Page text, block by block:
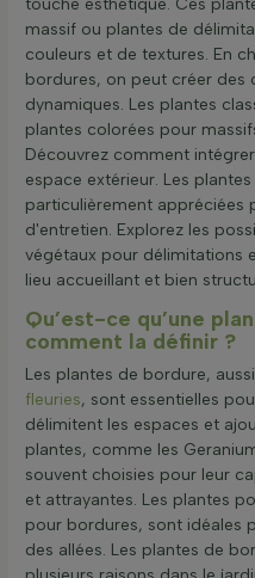
touche esthétique. Ces
massif ou plantes de
couleurs et de textures. En
bordures, on peut créer des
dynamiques. Les plantes
plantes colorées pour
Découvrez comment
espace extérieur. Les
particulièrement appréciées
d'entretien. Explorez les
végétaux pour délimitations
lieu accueillant et bien
Qu’est-ce qu’une
comment la définir ?
Les plantes de bordure,
fleuries, sont essentielles
délimitent les espaces et
plantes, comme les
souvent choisies pour leur
et attrayantes. Les plantes
pour bordures, sont idéales
des allées. Les plantes de